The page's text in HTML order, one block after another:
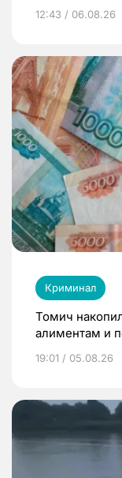
12:43 / 06.08.26
Криминал
Томич
алиментам и
19:01 / 05.08.26